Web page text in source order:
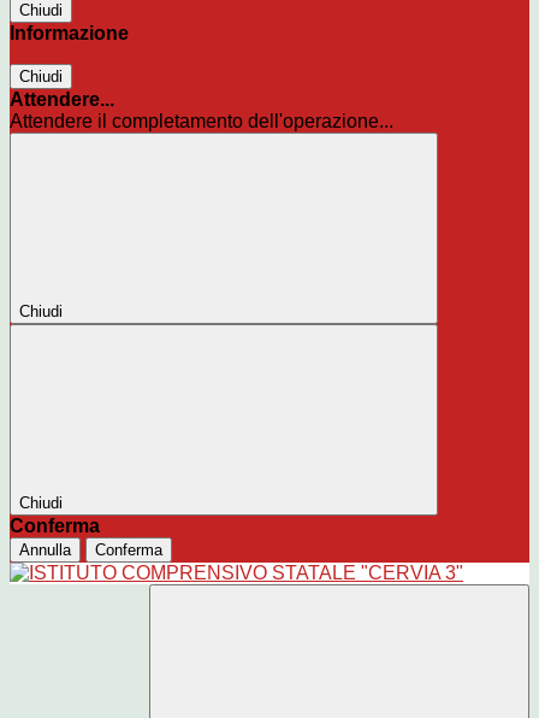
Chiudi
Informazione
Chiudi
Attendere...
Attendere il completamento dell'operazione...
Chiudi
Chiudi
Conferma
Annulla Conferma